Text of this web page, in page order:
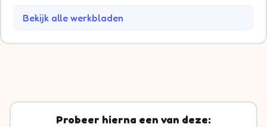
Bekijk alle werkbladen
Probeer hierna een van deze: